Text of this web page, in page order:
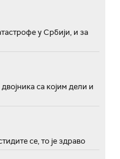
у Србији, и за
са којим дели и
се, то је здраво